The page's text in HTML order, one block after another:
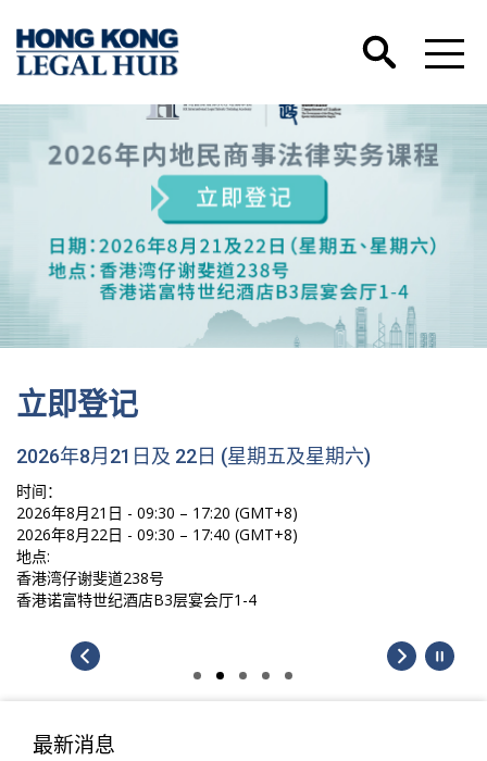
立即登记
2026年8月21日及 22日 (星期五及星期六)
时间：
2026年8月21日 - 09:30 – 17:20 (GMT+8)
2026年8月22日 - 09:30 – 17:40 (GMT+8)
地点:
香港湾仔谢斐道238号
香港诺富特世纪酒店B3层宴会厅1-4
最新消息